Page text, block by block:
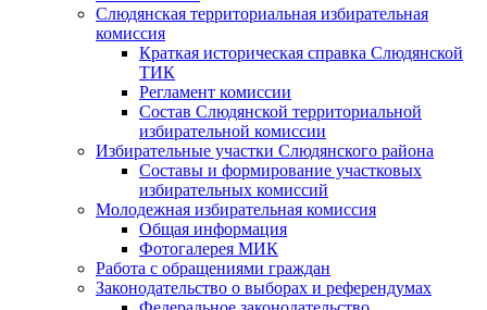
Слюдянская территориальная избирательная
комиссия
Краткая историческая справка Слюдянской
ТИК
Регламент комиссии
Состав Слюдянской территориальной
избирательной комиссии
Избирательные участки Слюдянского района
Составы и формирование участковых
избирательных комиссий
Молодежная избирательная комиссия
Общая информация
Фотогалерея МИК
Работа с обращениями граждан
Законодательство о выборах и референдумах